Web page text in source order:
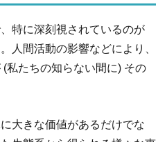
特に深刻視されているのが
人間活動の影響などにより、
私たちの知らない間に) その
大きな価値があるだけでな